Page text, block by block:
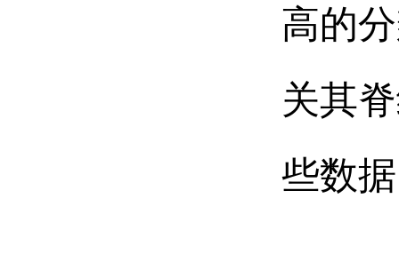
高的
关其
些数